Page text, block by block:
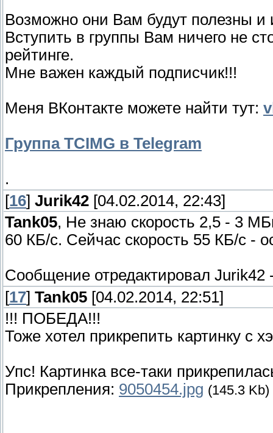
Возможно они Вам будут полезны и
Вступить в группы Вам ничего не
рейтинге.
Мне важен каждый подписчик!!!
Меня ВКонтакте можете найти тут:
Группа TCIMG в Telegram
.
[16] Jurik42 [04.02.2014, 22:43]
Tank05, Не знаю скорость 2,5 - 3
60 КБ/с. Сейчас скорость 55 КБ/с -
Сообщение отредактировал Jurik42
[17] Tank05 [04.02.2014, 22:51]
!!! ПОБЕДА!!!
Тоже хотел прикрепить картинку с
Упс! Картинка все-таки
Прикрепления: 9050454.jpg (145.3 Kb)